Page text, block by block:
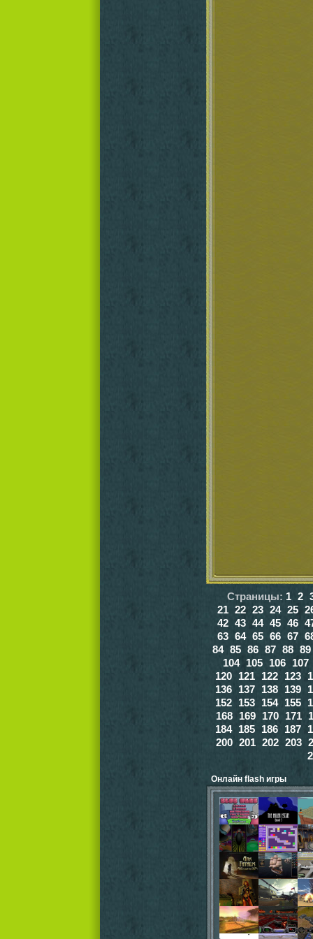
Страницы: 1 2
21 22 23 24 25
42 43 44 45 46
63 64 65 66 67
84 85 86 87 88 89
104 105 106 107
120 121 122 123
136 137 138 139
152 153 154 155
168 169 170 171
184 185 186 187
200 201 202 203
Онлайн flash игры